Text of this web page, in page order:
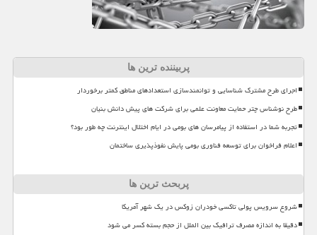
پربیننده ترین ها
اجرای طرح مشترک شناسایی و توانمندسازی استعدادهای مناطق کمتر برخوردار
طرح نوشناس چتر حمایت معاونت علمی برای شرکت های پیش دانش بنیان
تجربه شما در استفاده از پیامرسان های بومی در ایام اختلال اینترنت چه طور بود؟
اعلام فراخوان برای توسعه فناوری بومی پایش نفوذپذیری ساختمان
پربحث ترین ها
شروع سرویس پولی تاکسی خودران زوکس در یک شهر آمریکا
دقیقا به اندازه مصرف ترافیک بین الملل از حجم بسته کسر می شود